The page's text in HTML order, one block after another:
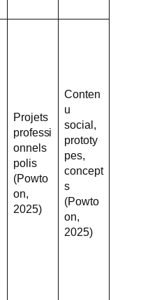
Projets
professi
onnels
polis
(Powto
on,
2025)
Conten
u
social,
prototy
pes,
concept
s
(Powto
on,
2025)